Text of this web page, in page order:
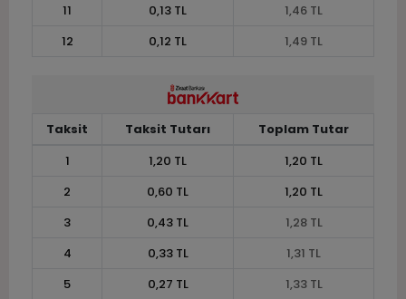
11
0,13 TL
1,46 TL
12
0,12 TL 1,49 TL
Taksit Taksit Tutarı
Toplam Tutar
1
1,20 TL
1,20 TL
2
0,60 TL
1,20 TL
3
0,43 TL
1,28 TL
4
0,33 TL
1,31 TL
5
0,27 TL
1,33 TL